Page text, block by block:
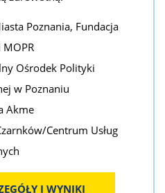
Poznania, Fundacja
Ośrodek Polityki
w Poznaniu
Akme
Centrum Usług
I WYNIKI